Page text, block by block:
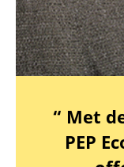
“ Met
PEP